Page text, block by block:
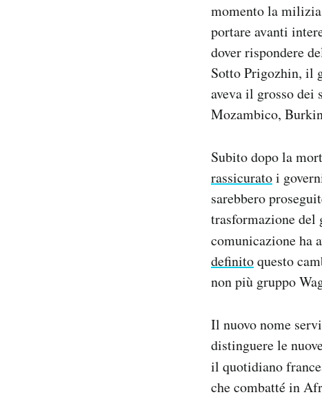
momento la
portare avanti
dover rispondere
Sotto Prigozhin, il
aveva il grosso dei
Mozambico,
Subito dopo la
rassicuratoi
sarebbero
trasformazione
comunicazione ha
definitoquesto
non più gruppo
Il nuovo nome
distinguere le
il quotidiano
che combatté in